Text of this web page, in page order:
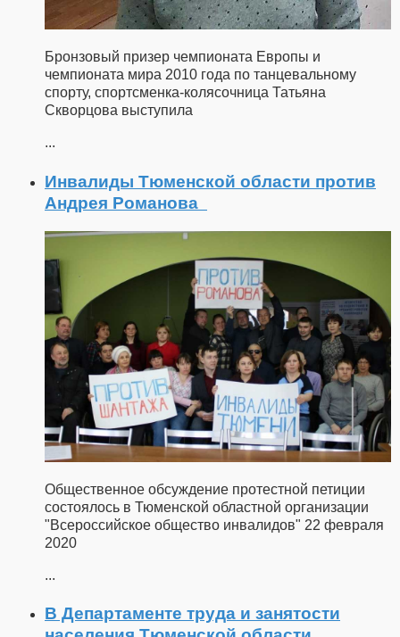
Бронзовый призер чемпионата Европы и
чемпионата мира 2010 года по танцевальному
спорту, спортсменка-колясочница Татьяна
Скворцова выступила
...
Инвалиды Тюменской области против
Андрея Романова
Общественное обсуждение протестной петиции
состоялось в Тюменской областной организации
"Всероссийское общество инвалидов" 22 февраля
2020
...
В Департаменте труда и занятости